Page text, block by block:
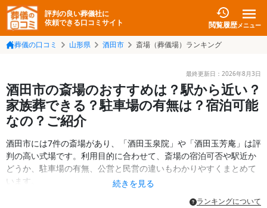
評判の良い葬儀社に
依頼できる口コミサイト
閲覧履歴メニュー
葬儀の口コミ 山形県 酒田市 斎場（葬儀場）ランキング
最終更新日： 2026年8月3日
酒田市の斎場のおすすめは？駅から近い？
家族葬できる？駐車場の有無は？宿泊可能
なの？ご紹介
酒田市には7件の斎場があり、「酒田玉泉院」や「酒田玉芳庵」は評
判の高い式場です。利用目的に合わせて、斎場の宿泊可否や駅近か
どうか、駐車場の有無、公営と民営の違いもわかりやすくまとめて
います。
続きを見る
ランキングについて